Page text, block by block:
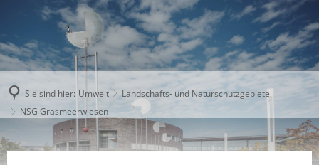
Sie sind hier: Umwelt
Landschafts- und Naturschutzgebiete
NSG Grasmeerwiesen